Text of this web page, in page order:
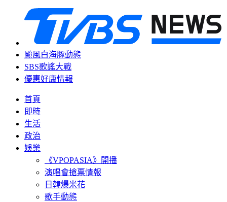
颱風白海豚動態
SBS歌謠大戰
優惠好康情報
首頁
即時
生活
政治
娛樂
《VPOPASIA》開播
演唱會搶票情報
日韓爆米花
歌手動態